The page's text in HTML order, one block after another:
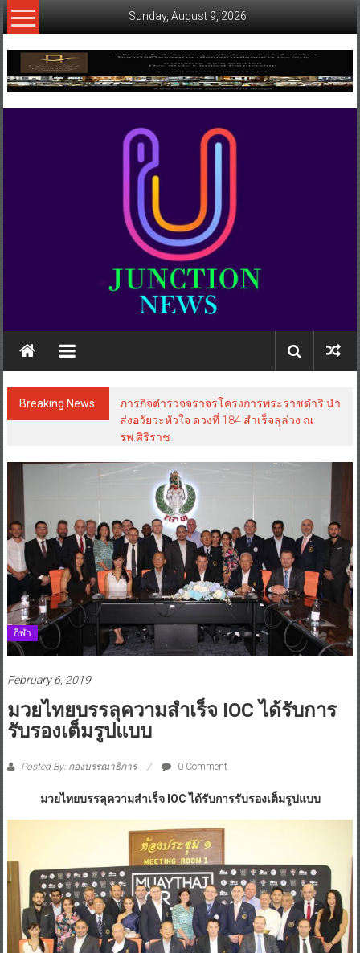
Skip
to
Sunday, August 9, 2026
www.ujunctionnews.com
เว็บ
ข่าว
Breaking News:
ภารกิจตำรวจจราจรโครงการพระราชดำริ นำ
ส่งอวัยวะหัวใจ ดวงที่ 184 สำเร็จลุล่วง ณ
รพ.ศิริราช
กีฬา
February 6, 2019
มวยไทยบรรลุความสำเร็จ IOC ได้รับการ
รับรองเต็มรูปแบบ
Posted By: กองบรรณาธิการ 0 Comment
มวยไทยบรรลุความสำเร็จ IOC ได้รับการรับรองเต็มรูปแบบ